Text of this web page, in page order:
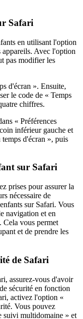
Safari
en utilisant l'option
Avec l'option
pas modifier les
d'écran ». Ensuite,
le code de « Temps
chiffres.
« Préférences
inférieur gauche et
d'écran », puis
sur Safari
prises pour assurer la
nécessaire de
sur Safari. Vous
navigation et en
Cela vous permet
et de prendre les
de Safari
assurez-vous d'avoir
sécurité en fonction
activez l'option «
Vous pouvez
suivi multidomaine » et